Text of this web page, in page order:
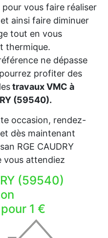
vous faire réaliser
ainsi faire diminuer
tout en vous
thermique.
ne dépasse
profiter des
travaux VMC à
(59540).
occasion, rendez-
dès maintenant
RGE CAUDRY
vous attendiez
(59540)
1 €